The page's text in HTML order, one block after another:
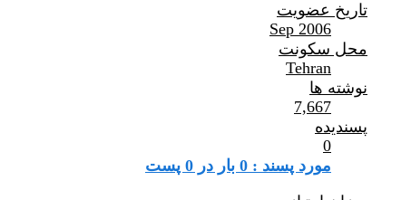
تاریخ عضویت
Sep 2006
محل سکونت
Tehran
نوشته ها
7,667
پسندیده
0
مورد پسند : 0 بار در 0 پست